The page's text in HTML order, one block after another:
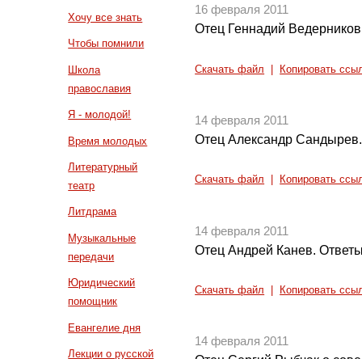
Хочу все знать
Чтобы помнили
Школа
православия
Я - молодой!
Время молодых
Литературный
театр
Литдрама
Музыкальные
передачи
Юридический
помощник
Евангелие дня
Лекции о русской
16 февраля 2011
Отец Геннадий
Скачать файл Копировать
14 февраля 2011
Отец Александр
Скачать файл Копировать
14 февраля 2011
Отец Андрей Канев.
Скачать файл Копировать
14 февраля 2011